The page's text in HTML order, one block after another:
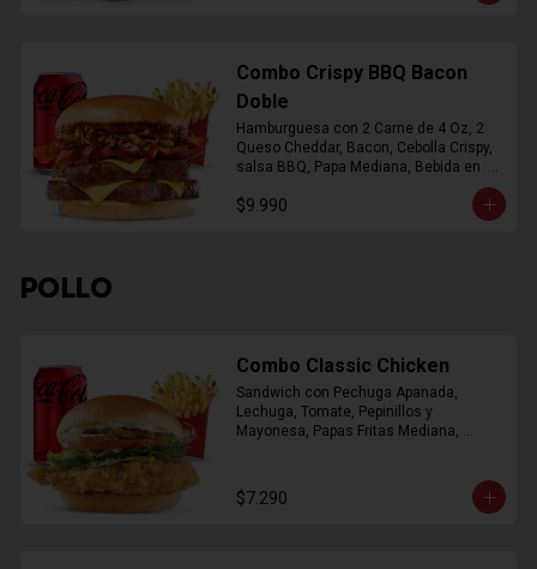
Combo Crispy BBQ Bacon
Doble
Hamburguesa con 2 Carne de 4 Oz, 2
Queso Cheddar, Bacon, Cebolla Crispy,
salsa BBQ, Papa Mediana, Bebida en
$9.990
POLLO
Combo Classic Chicken
Sandwich con Pechuga Apanada,
Lechuga, Tomate, Pepinillos y
Mayonesa, Papas Fritas Mediana,
$7.290